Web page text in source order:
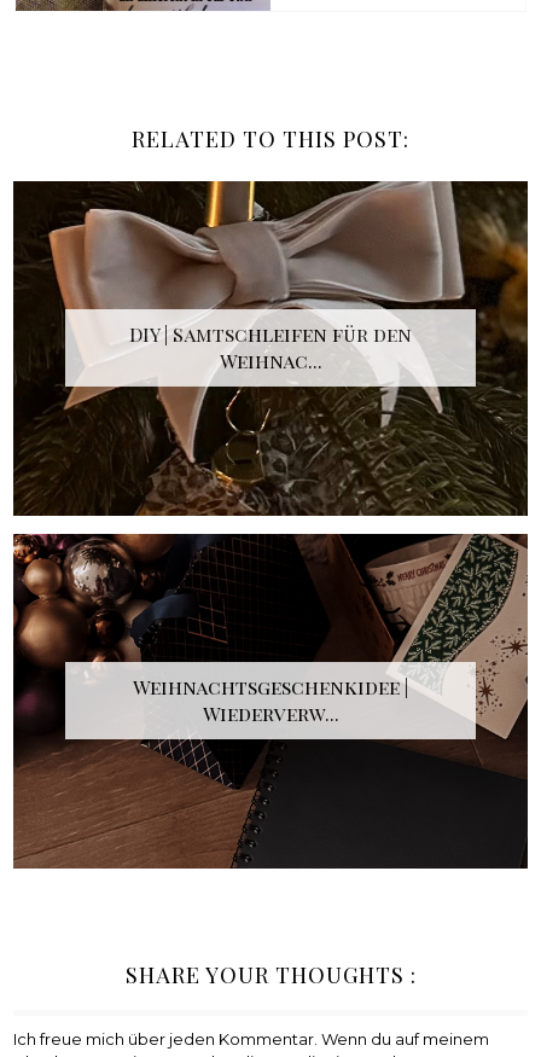
RELATED TO THIS POST:
DIY | Samtschleifen für den
Weihnac...
Weihnachtsgeschenkidee |
Wiederverw...
SHARE YOUR THOUGHTS :
Ich freue mich über jeden Kommentar. Wenn du auf meinem